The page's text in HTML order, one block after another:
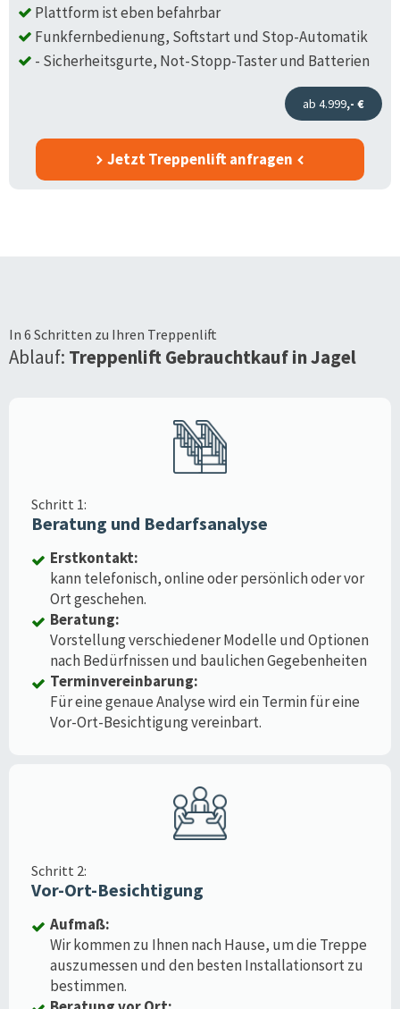
Plattform ist eben befahrbar
Funkfernbedienung, Softstart und Stop-Automatik
- Sicherheitsgurte, Not-Stopp-Taster und Batterien
ab 4.999,- €
Jetzt Treppenlift anfragen
In 6 Schritten zu Ihren Treppenlift
Ablauf: Treppenlift Gebrauchtkauf inJagel
Schritt 1:
Beratung und Bedarfsanalyse
Erstkontakt:
kann telefonisch, online oder persönlich oder vor
Ort geschehen.
Beratung:
Vorstellung verschiedener Modelle und Optionen
nach Bedürfnissen und baulichen Gegebenheiten
Terminvereinbarung:
Für eine genaue Analyse wird ein Termin für eine
Vor-Ort-Besichtigung vereinbart.
Schritt 2:
Vor-Ort-Besichtigung
Aufmaß:
Wir kommen zu Ihnen nach Hause, um die Treppe
auszumessen und den besten Installationsort zu
bestimmen.